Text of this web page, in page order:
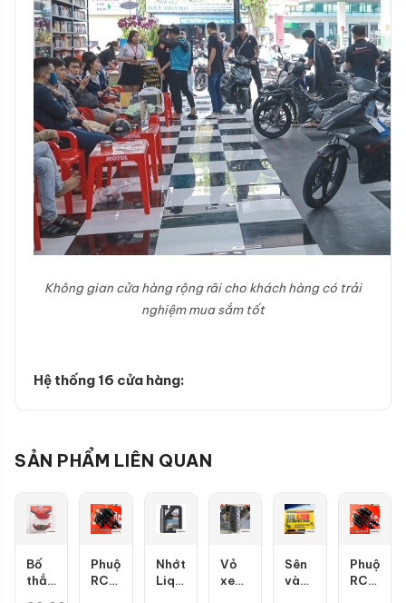
Không gian cửa hàng rộng rãi cho khách hàng có trải
nghiệm mua sắm tốt
Hệ thống 16 cửa hàng:
SẢN PHẨM LIÊN QUAN
Bố
thắng
Phuộc
RCB
Nhớt
Liqui
Vỏ
xe
Sên
vàng
Phuộc
RCB